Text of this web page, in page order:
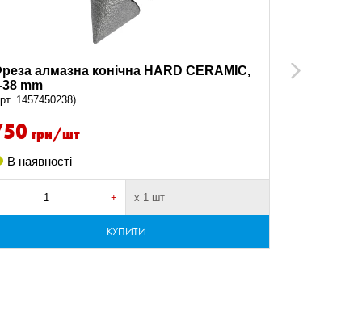
алмазна конічна HARD CERAMIC,
38 mm
1457450238)
грн/шт
В наявності
+ х 1 шт
КУПИТИ
Фреза
Next